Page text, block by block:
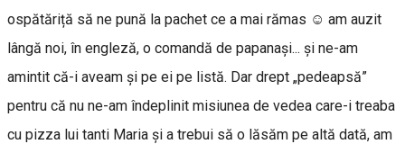
ospătăriță să ne pună la pachet ce a mai rămas ☺️ am auzit
lângă noi, în engleză, o comandă de papanași... și ne-am
amintit că-i aveam și pe ei pe listă. Dar drept „pedeapsă”
pentru că nu ne-am îndeplinit misiunea de vedea care-i treaba
cu pizza lui tanti Maria și a trebui să o lăsăm pe altă dată, am